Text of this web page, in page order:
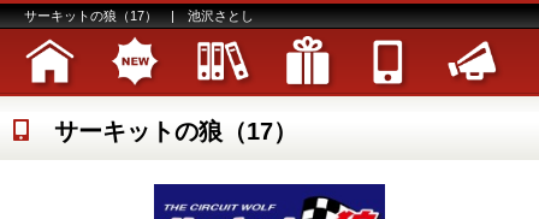
サーキットの狼（17） | 池沢さとし
サーキットの狼（17）